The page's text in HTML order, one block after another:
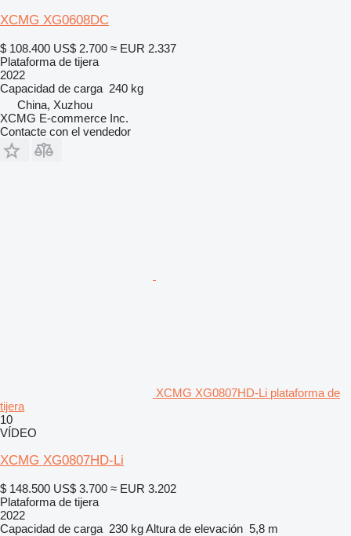
XCMG XG0608DC
$ 108.400 US$ 2.700 ≈ EUR 2.337
Plataforma de tijera
2022
Capacidad de carga 240 kg
China, Xuzhou
XCMG E-commerce Inc.
Contacte con el vendedor
XCMG XG0807HD-Li plataforma de
tijera
10
VÍDEO
XCMG XG0807HD-Li
$ 148.500 US$ 3.700 ≈ EUR 3.202
Plataforma de tijera
2022
Capacidad de carga 230 kgAltura de elevación 5,8 m